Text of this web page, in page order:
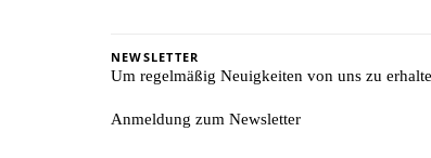
NEWSLETTER
Um regelmäßig Neuigkeiten von uns zu
Anmeldung zum Newsletter